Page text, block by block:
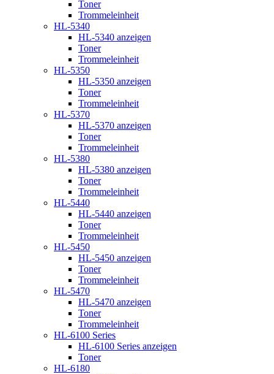
Toner
Trommeleinheit
HL-5340
HL-5340 anzeigen
Toner
Trommeleinheit
HL-5350
HL-5350 anzeigen
Toner
Trommeleinheit
HL-5370
HL-5370 anzeigen
Toner
Trommeleinheit
HL-5380
HL-5380 anzeigen
Toner
Trommeleinheit
HL-5440
HL-5440 anzeigen
Toner
Trommeleinheit
HL-5450
HL-5450 anzeigen
Toner
Trommeleinheit
HL-5470
HL-5470 anzeigen
Toner
Trommeleinheit
HL-6100 Series
HL-6100 Series anzeigen
Toner
HL-6180